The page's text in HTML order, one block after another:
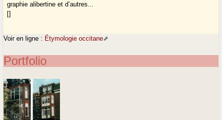
graphie alibertine et d’autres...
[]
Voir en ligne : Étymologie occitane
Portfolio